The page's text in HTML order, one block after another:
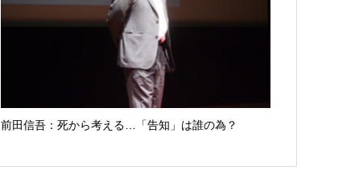
前田信吾：死から考える…「告知」は誰の為？